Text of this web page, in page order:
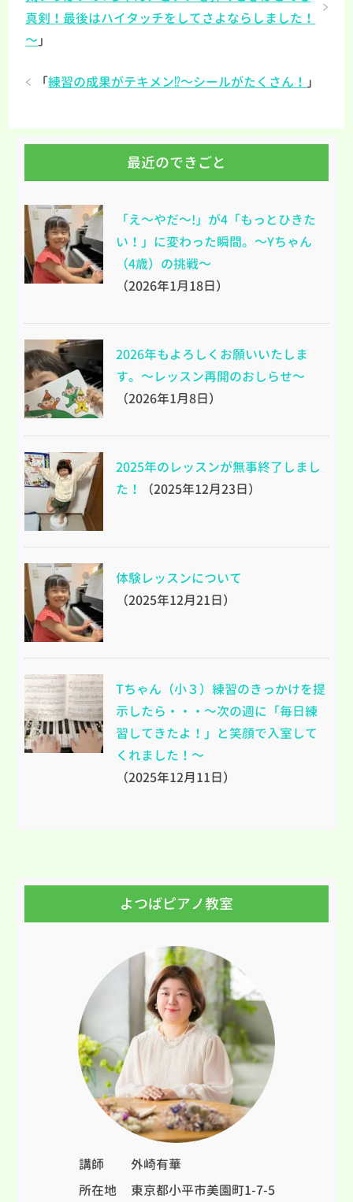
真剣！最後はハイタッチをしてさよならしました！
～ 」
「練習の成果がテキメン⁉～シールがたくさん！ 」
最近のできごと
「え～やだ～!」が4「もっとひきた
い！」に変わった瞬間。～Yちゃん
（4歳）の挑戦～
（2026年1月18日）
2026年もよろしくお願いいたしま
す。～レッスン再開のおしらせ～
（2026年1月8日）
2025年のレッスンが無事終了しまし
た！
（2025年12月23日）
体験レッスンについて
（2025年12月21日）
Tちゃん（小３）練習のきっかけを提
示したら・・・～次の週に「毎日練
習してきたよ！」と笑顔で入室して
くれました！～
（2025年12月11日）
よつばピアノ教室
講師
外崎有華
所在地
東京都小平市美園町1-7-5